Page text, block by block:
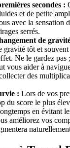
secondes :
et de petite
avec la sensation
serrés.
de
gravité tôt et
Ne le gardez
vous aider à
des
: Lors de vos
du score le plus
en évitant
améliorez vos